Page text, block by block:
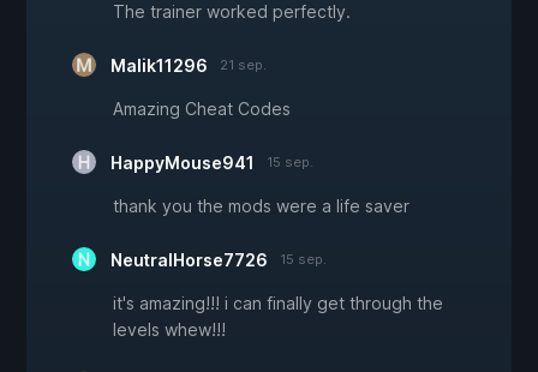
The trainer worked perfectly.
Malik11296 21 sep.
Amazing Cheat Codes
HappyMouse941 15 sep.
thank you the mods were a life saver
NeutralHorse7726 15 sep.
it's amazing!!! i can finally get through the
levels whew!!!